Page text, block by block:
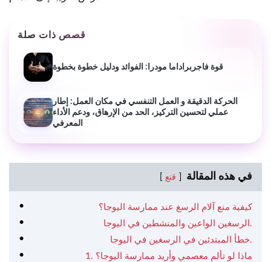
قصص ذات صلة
قوة فاجربراداما مودرا: الفوائد ودليل خطوة بخطوة
الحركة الدقيقة و العمل التنفسي في مكان العمل: إطار
عملي لتحسين التركيز، الحد من الإرهاق، ودعم الأداء
المعرفي
في هذه المقالة قنع
كيفية منع آلام الرسغ عند ممارسة اليوجا؟
الرسغين الواعين والمنشطين في اليوجا.
خطأ المبتدئين في الرسغين في اليوجا.
1. ماذا لو تألم معصمي وأريد ممارسة اليوجا؟